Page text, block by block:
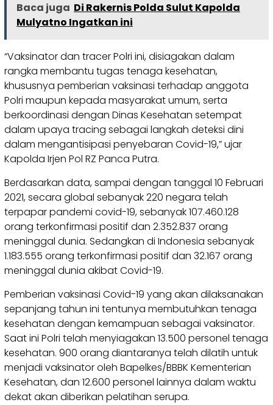
Baca juga Di Rakernis Polda Sulut Kapolda
Mulyatno Ingatkan ini
“Vaksinator dan tracer Polri ini, disiagakan dalam
rangka membantu tugas tenaga kesehatan,
khususnya pemberian vaksinasi terhadap anggota
Polri maupun kepada masyarakat umum, serta
berkoordinasi dengan Dinas Kesehatan setempat
dalam upaya tracing sebagai langkah deteksi dini
dalam mengantisipasi penyebaran Covid-19,” ujar
Kapolda Irjen Pol RZ Panca Putra.
Berdasarkan data, sampai dengan tanggal 10 Februari
2021, secara global sebanyak 220 negara telah
terpapar pandemi covid-19, sebanyak 107.460.128
orang terkonfirmasi positif dan 2.352.837 orang
meninggal dunia. Sedangkan di Indonesia sebanyak
1.183.555 orang terkonfirmasi positif dan 32.167 orang
meninggal dunia akibat Covid-19.
Pemberian vaksinasi Covid-19 yang akan dilaksanakan
sepanjang tahun ini tentunya membutuhkan tenaga
kesehatan dengan kemampuan sebagai vaksinator.
Saat ini Polri telah menyiagakan 13.500 personel tenaga
kesehatan. 900 orang diantaranya telah dilatih untuk
menjadi vaksinator oleh Bapelkes/BBBK Kementerian
Kesehatan, dan 12.600 personel lainnya dalam waktu
dekat akan diberikan pelatihan serupa.